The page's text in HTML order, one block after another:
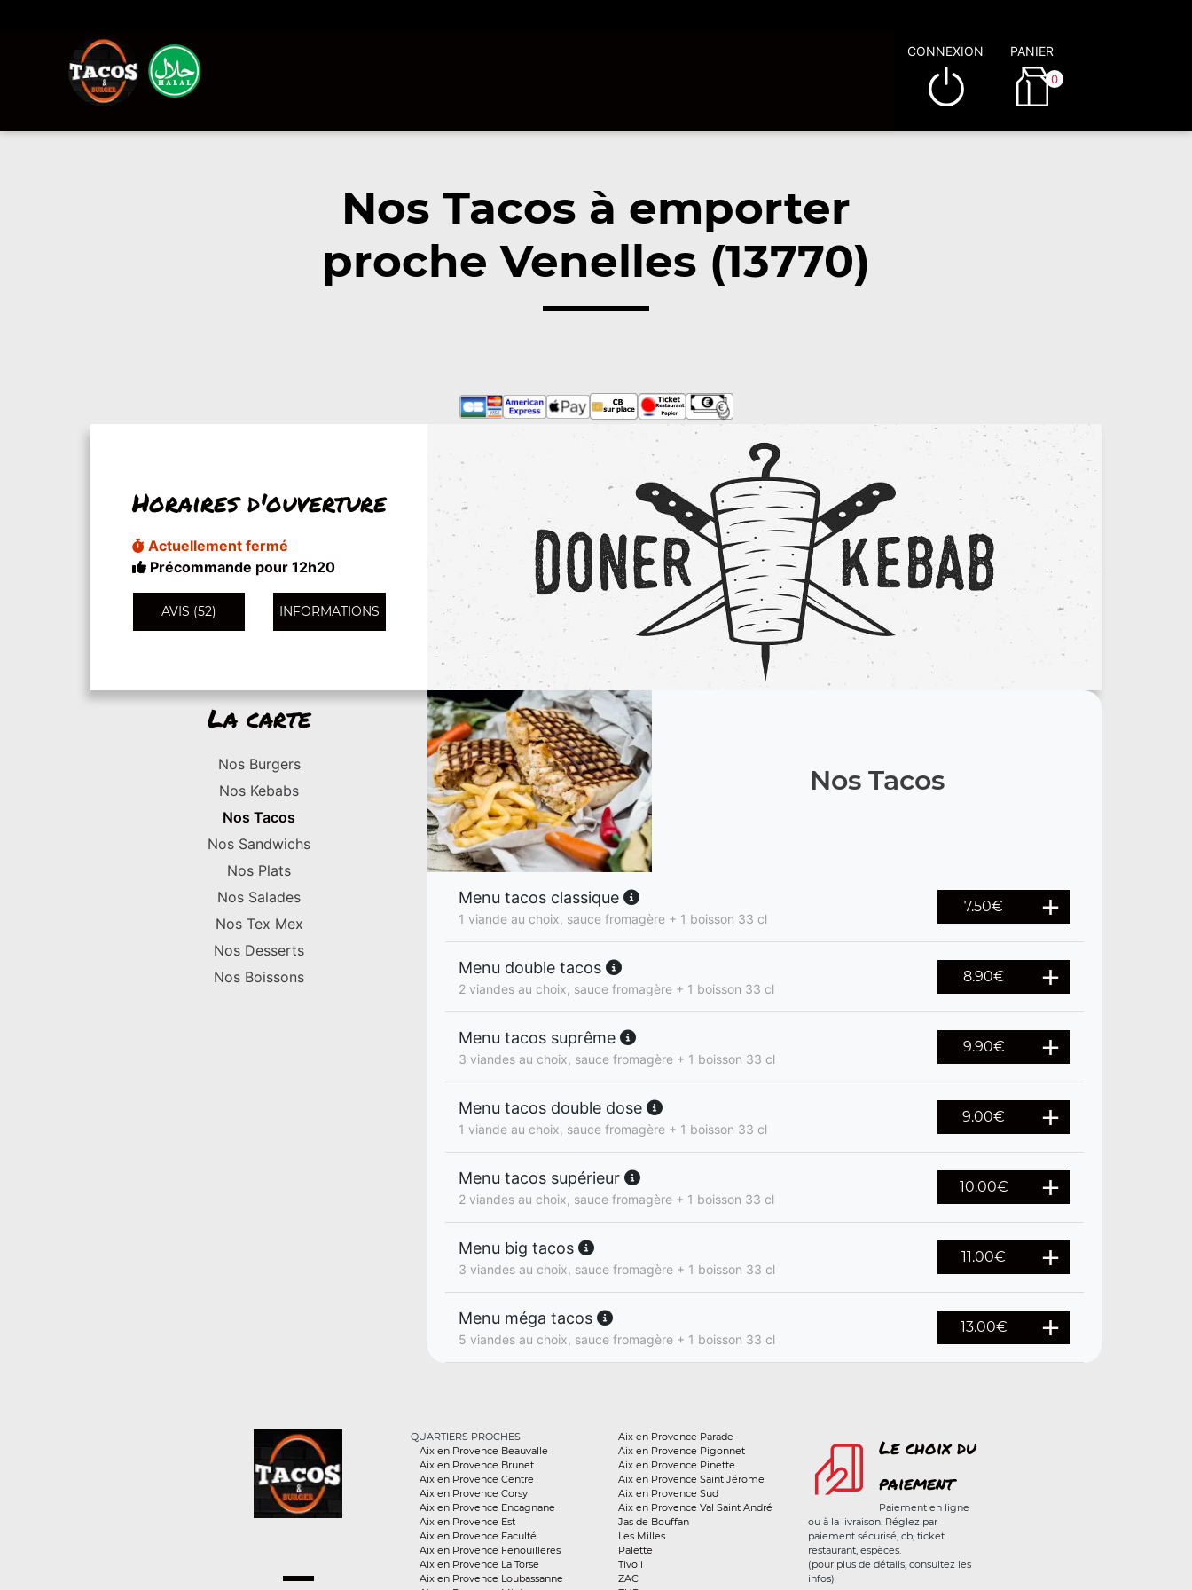
CONNEXION PANIER
0
Nos Tacos à emporter
proche Venelles (13770)
Horaires d'ouverture
Actuellement fermé
Précommande pour 12h20
AVIS (52) INFORMATIONS
La carte
Nos Burgers
Nos Kebabs
Nos Tacos
Nos Sandwichs
Nos Plats
Nos Salades
Nos Tex Mex
Nos Desserts
Nos Boissons
Nos Tacos
Menu tacos classique
1 viande au choix, sauce fromagère + 1 boisson 33 cl
7.50€
Menu double tacos
2 viandes au choix, sauce fromagère + 1 boisson 33 cl
8.90€
Menu tacos suprême
3 viandes au choix, sauce fromagère + 1 boisson 33 cl
9.90€
Menu tacos double dose
1 viande au choix, sauce fromagère + 1 boisson 33 cl
9.00€
Menu tacos supérieur
2 viandes au choix, sauce fromagère + 1 boisson 33 cl
10.00€
Menu big tacos
3 viandes au choix, sauce fromagère + 1 boisson 33 cl
11.00€
Menu méga tacos
5 viandes au choix, sauce fromagère + 1 boisson 33 cl
13.00€
QUARTIERS PROCHES
Aix en Provence Beauvalle
Aix en Provence Brunet
Aix en Provence Centre
Aix en Provence Corsy
Aix en Provence Encagnane
Aix en Provence Est
Aix en Provence Faculté
Aix en Provence Fenouilleres
Aix en Provence La Torse
Aix en Provence Loubassanne
Aix en Provence Parade
Aix en Provence Pigonnet
Aix en Provence Pinette
Aix en Provence Saint Jérome
Aix en Provence Sud
Aix en Provence Val Saint André
Jas de Bouffan
Les Milles
Palette
Tivoli
ZAC
Le choix du
paiement
Paiement en ligne
ou à la livraison. Réglez par
paiement sécurisé, cb, ticket
restaurant, espèces.
(pour plus de détails, consultez les
infos)